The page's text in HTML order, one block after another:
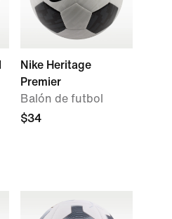
Nike Heritage
Premier
Balón de futbol
$34